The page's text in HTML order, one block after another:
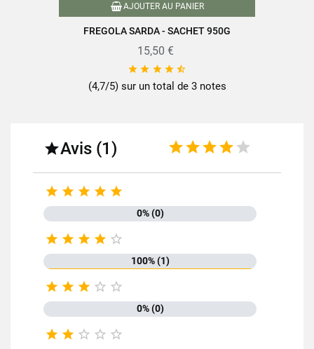
AJOUTER AU PANIER
FREGOLA SARDA - SACHET 950G
15,50 €
    
(4,7/5) sur un total de 3 notes
Avis (1)
    
0% (0)
    
100% (1)
    
0% (0)
    